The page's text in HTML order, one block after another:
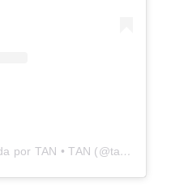
Uma publicação compartilhada por TAN • TAN (@tantannb)